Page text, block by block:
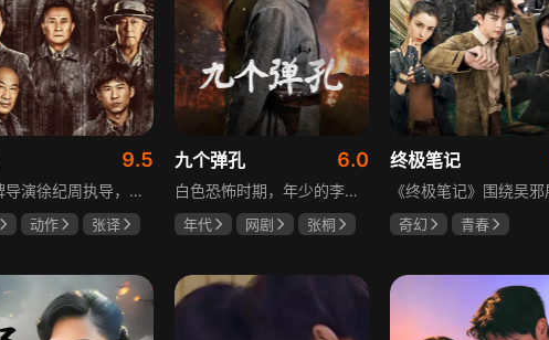
9.5
由金牌导演徐纪周执导，张译、张颂文、李一桐、张志坚、吴刚领衔主演，倪大红、韩童生、李建义特邀主演的中央政法委重点项目。一部扫黑除恶坚决斗争的回忆录，横跨20年的群像叙事全景式展现时代变迁下的黑白较量与复杂人性。
动作
张译
九个弹孔 6.0
白色恐怖时期，年少的李智信家破人亡后投身革命武装，因作战有勇有谋获“小狼崽子”绰号。他长期率部孤悬敌后，与日寇、反动派对决，多次负伤仍不改初心。凭借坚韧意志，他从游击队员成长为新四军干部、解放军司令员，身上的九个弹孔是他践行革命誓言、见证成长的勋章。
年代 网剧
张桐
终极笔记
奇幻
青春